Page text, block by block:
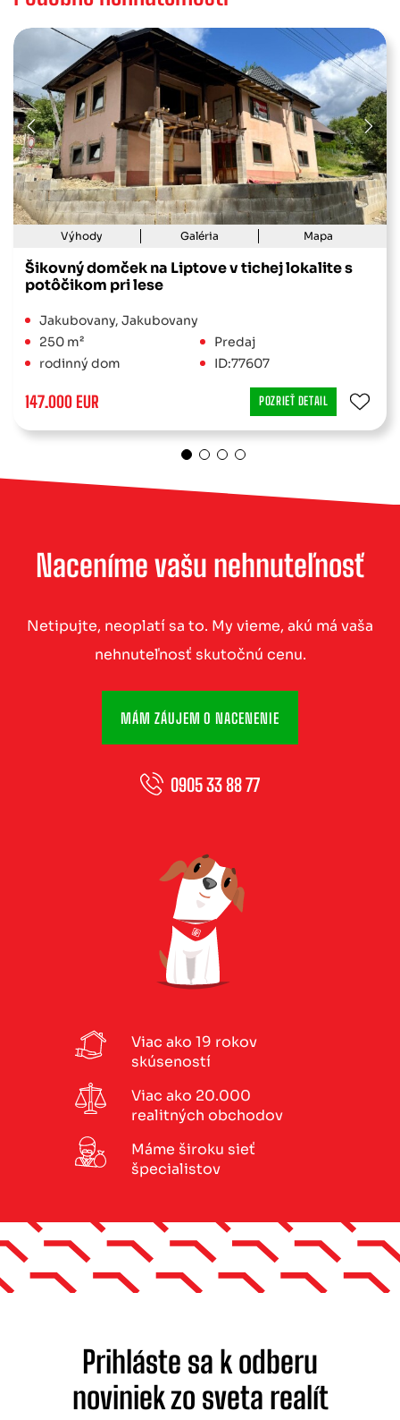
Výhody Galéria Mapa
Šikovný domček na Liptove v tichej lokalite s
potôčikom pri lese
Jakubovany, Jakubovany
250 m²
Predaj
rodinný dom
ID:77607
147.000 EUR POZRIEŤ DETAIL
Naceníme vašu nehnuteľnosť
Netipujte, neoplatí sa to. My vieme, akú má vaša
nehnuteľnosť skutočnú cenu.
MÁM ZÁUJEM O NACENENIE
0905 33 88 77
Viac ako 19 rokov
skúseností
Viac ako 20.000
realitných obchodov
Máme široku sieť
špecialistov
Prihláste sa k odberu
noviniek zo sveta realít